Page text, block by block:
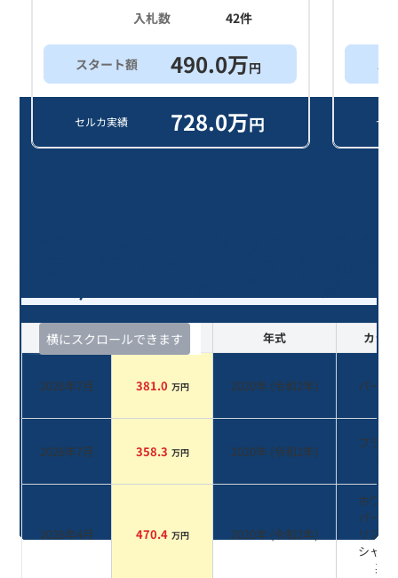
入札数
42件
スタート額 490.0万円
セルカ実績 728.0万円
ス
セ
横にスクロールできます
査定時期 セルカ実績 年式 カラー
2026年7月 381.0 万円 2020年 (令和2年) パール
2026年7月 358.3 万円 2020年 (令和2年)
ブラッ
系
2026年4月 470.4 万円 2020年 (令和2年)
ホワイ
パール
リスタ
シャイ
系